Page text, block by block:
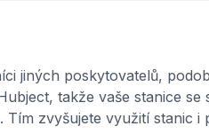
jiných poskytovatelů,
takže vaše stanice se
zvyšujete využití stanic i